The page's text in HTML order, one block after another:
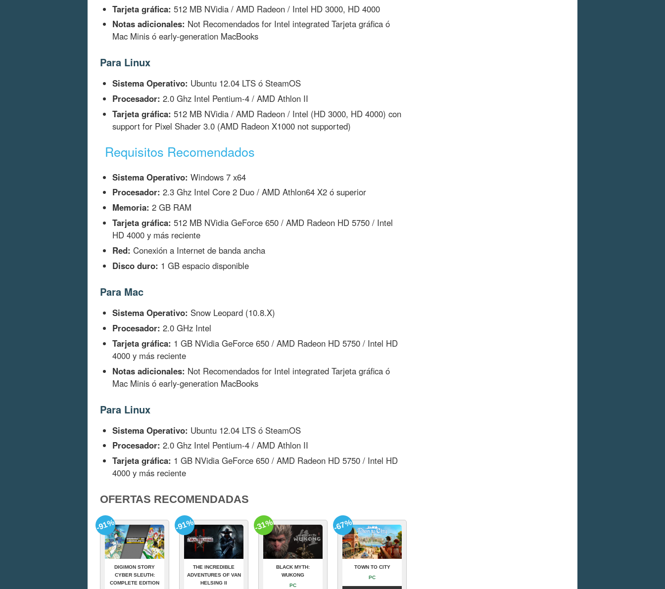
Tarjeta gráfica: 512 MB NVidia / AMD Radeon / Intel HD 3000, HD 4000
Notas adicionales: Not Recomendados for Intel integrated Tarjeta gráfica ó
Mac Minis ó early-generation MacBooks
Para Linux
Sistema Operativo: Ubuntu 12.04 LTS ó SteamOS
Procesador: 2.0 Ghz Intel Pentium-4 / AMD Athlon II
Tarjeta gráfica: 512 MB NVidia / AMD Radeon / Intel (HD 3000, HD 4000) con
support for Pixel Shader 3.0 (AMD Radeon X1000 not supported)
Requisitos Recomendados
Sistema Operativo: Windows 7 x64
Procesador: 2.3 Ghz Intel Core 2 Duo / AMD Athlon64 X2 ó superior
Memoria: 2 GB RAM
Tarjeta gráfica: 512 MB NVidia GeForce 650 / AMD Radeon HD 5750 / Intel
HD 4000 y más reciente
Red: Conexión a Internet de banda ancha
Disco duro: 1 GB espacio disponible
Para Mac
Sistema Operativo: Snow Leopard (10.8.X)
Procesador: 2.0 GHz Intel
Tarjeta gráfica: 1 GB NVidia GeForce 650 / AMD Radeon HD 5750 / Intel HD
4000 y más reciente
Notas adicionales: Not Recomendados for Intel integrated Tarjeta gráfica ó
Mac Minis ó early-generation MacBooks
Para Linux
Sistema Operativo: Ubuntu 12.04 LTS ó SteamOS
Procesador: 2.0 Ghz Intel Pentium-4 / AMD Athlon II
Tarjeta gráfica: 1 GB NVidia GeForce 650 / AMD Radeon HD 5750 / Intel HD
4000 y más reciente
OFERTAS RECOMENDADAS
DIGIMON STORY
CYBER SLEUTH:
COMPLETE EDITION
-91%
THE INCREDIBLE
ADVENTURES OF VAN
HELSING II
-91%
BLACK MYTH:
WUKONG
PC
-31%
TOWN TO CITY
PC
-67%